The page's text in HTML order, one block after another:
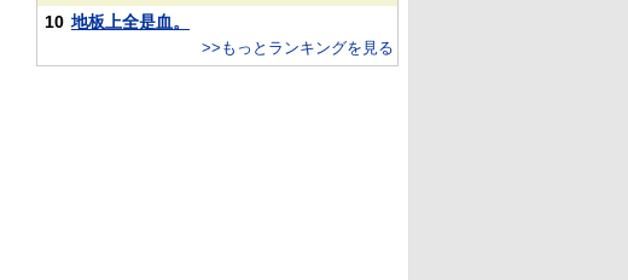
10 地板上全是血。
>>もっとランキングを見る